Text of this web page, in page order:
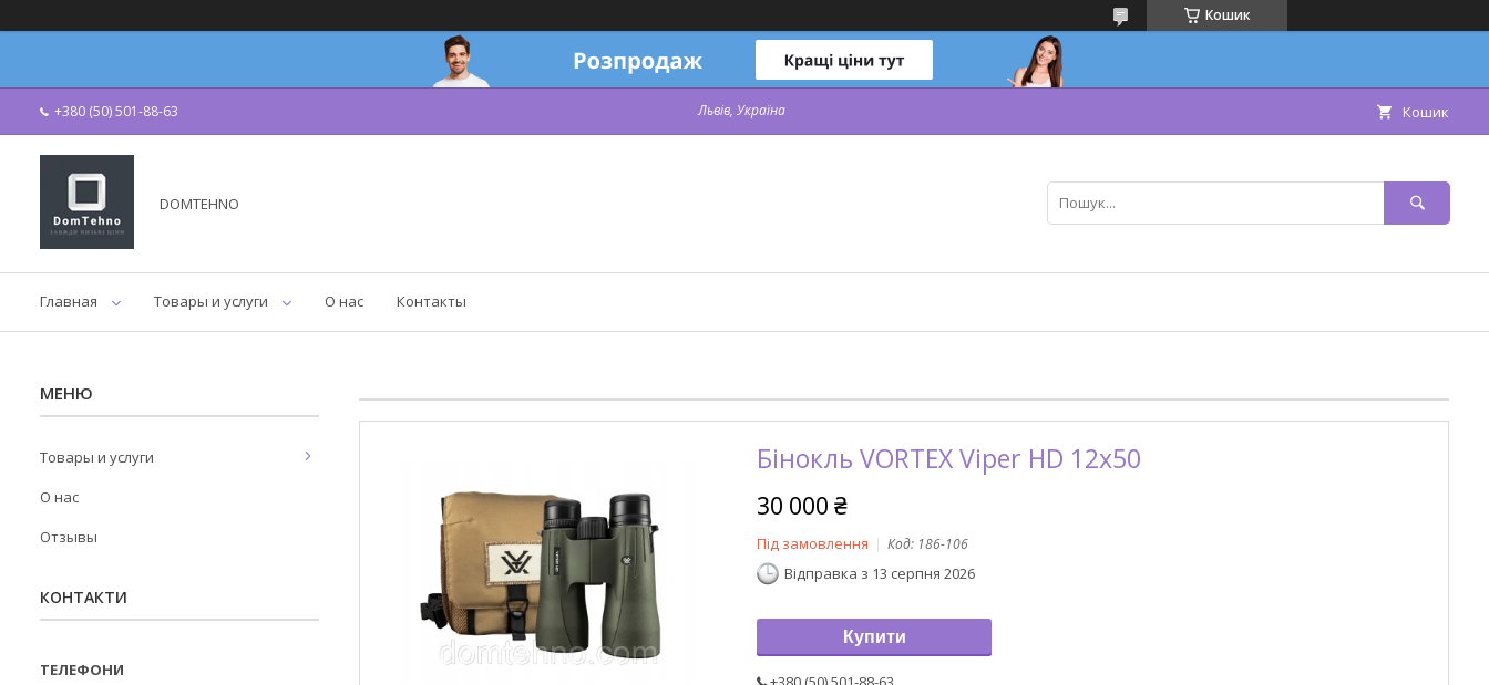
Кошик
+380 (50) 501-88-63 Львів, Україна Кошик
DOMTEHNO
Главная Товары и услуги О нас Контакты
Бінокль VORTEX Viper HD 12x50
30 000 ₴
Під замовлення Код: 186-106
Відправка з 13 серпня 2026
Купити
Товары и услуги
О нас
Отзывы
КОНТАКТИ